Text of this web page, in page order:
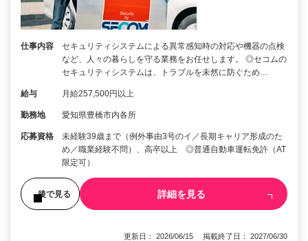
仕事内容
セキュリティシステムによる異常感知時の対応や機器の点検
など、人々の暮らしを守る業務をお任せします。 ◎セコムの
セキュリティシステムは、トラブルを未然に防ぐため…
給与 月給257,500円以上
勤務地 愛知県豊橋市内各所
応募資格
未経験39歳まで（例外事由3号のイ／長期キャリア形成のた
め／職業経験不問）、高卒以上 ◎普通自動車運転免許（AT
限定可）
後で見る 詳細を見る
更新日： 2026/06/15 掲載終了日： 2027/06/30